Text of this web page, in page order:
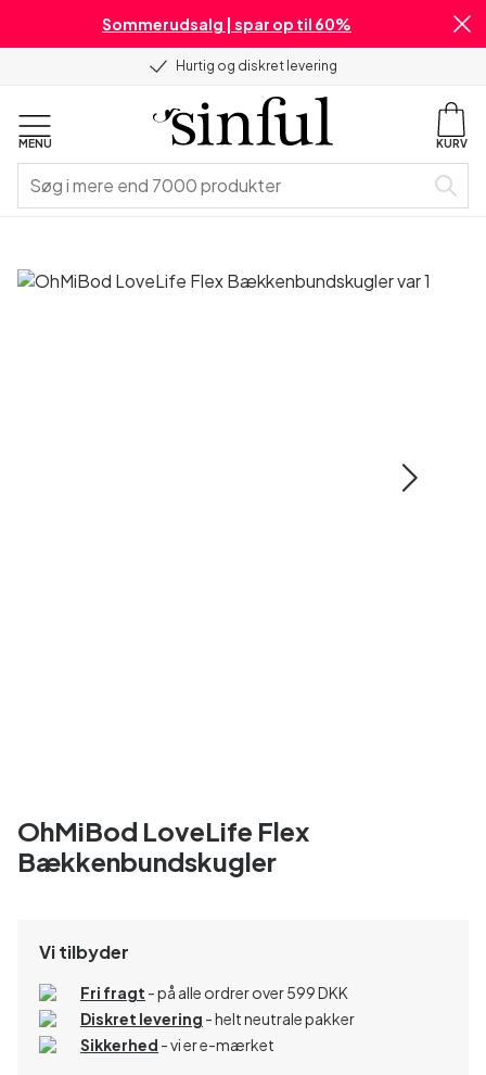
Sommerudsalg | spar op til 60%
Hurtig og diskret levering
MENU KURV
OhMiBod LoveLife Flex
Bækkenbundskugler
Vi tilbyder
Fri fragt - på alle ordrer over 599 DKK
Diskret levering - helt neutrale pakker
Sikkerhed - vi er e-mærket